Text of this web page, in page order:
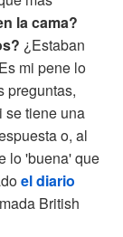
la cama?
¿Estaban
mi pene lo
preguntas,
se tiene una
o, al
lo 'buena' que
el diario
British